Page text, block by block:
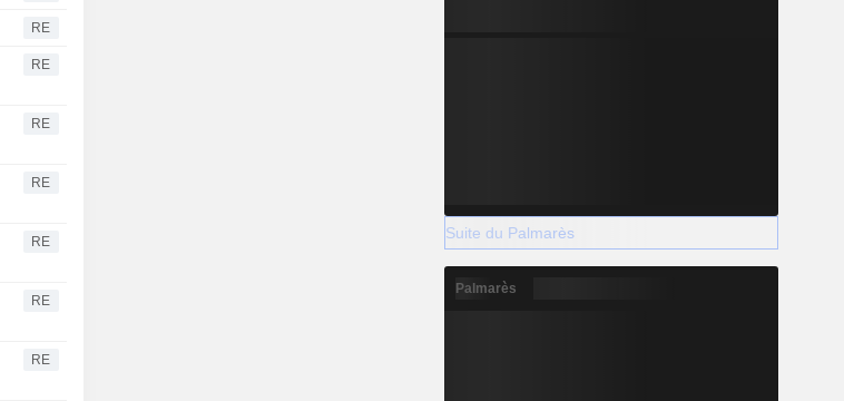
RE
RE
RE
RE
RE
RE
RE
Suite du Palmarès
Palmarès